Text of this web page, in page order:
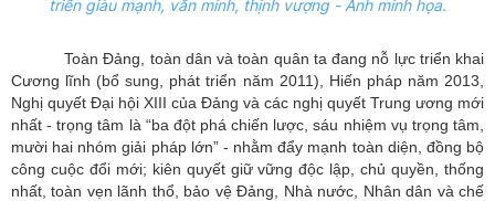
triển giàu mạnh, văn minh, thịnh vượng - Ảnh minh họa.
Toàn Đảng, toàn dân và toàn quân ta đang nỗ lực triển khai
Cương lĩnh (bổ sung, phát triển năm 2011), Hiến pháp năm 2013,
Nghị quyết Đại hội XIII của Đảng và các nghị quyết Trung ương mới
nhất - trọng tâm là “ba đột phá chiến lược, sáu nhiệm vụ trọng tâm,
mười hai nhóm giải pháp lớn” - nhằm đẩy mạnh toàn diện, đồng bộ
công cuộc đổi mới; kiên quyết giữ vững độc lập, chủ quyền, thống
nhất, toàn vẹn lãnh thổ, bảo vệ Đảng, Nhà nước, Nhân dân và chế